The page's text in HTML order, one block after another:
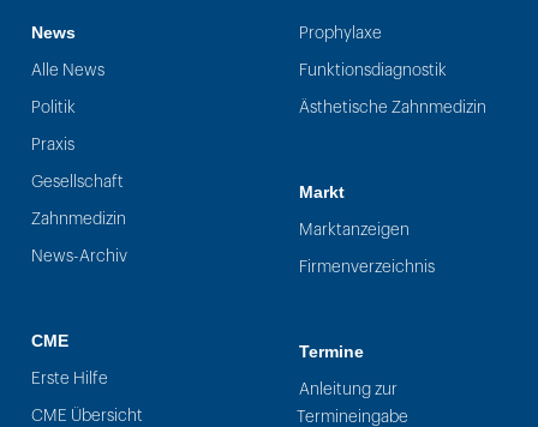
News
Alle News
Politik
Praxis
Gesellschaft
Zahnmedizin
News-Archiv
CME
Erste Hilfe
CME Übersicht
Prophylaxe
Funktionsdiagnostik
Ästhetische Zahnmedizin
Markt
Marktanzeigen
Firmenverzeichnis
Termine
Anleitung zur
Termineingabe